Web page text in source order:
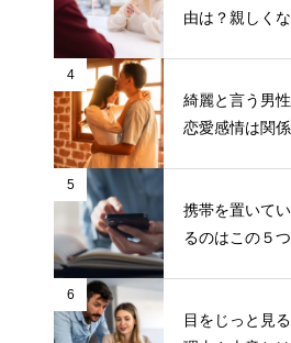
由は？親しく
4
綺麗と言う男
恋愛感情は関
5
携帯を置いて
るのはこの５
6
目をじっと見